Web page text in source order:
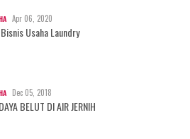
Apr 06, 2020
Usaha Laundry
Dec 05, 2018
BELUT DI AIR JERNIH